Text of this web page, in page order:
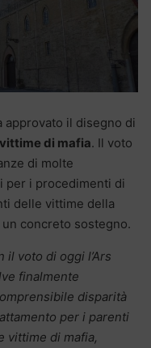
approvato il disegno di
di mafia. Il voto
di molte
per i procedimenti di
delle vittime della
concreto sostegno.
il voto di oggi l’Ars
finalmente
disparità
per i parenti
vittime di mafia,